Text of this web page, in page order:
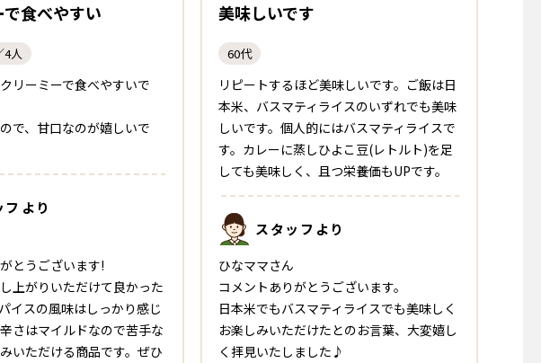
食べやすい
4人
リーミーで食べやすいで
で、甘口なのが嬉しいで
フ より
とうございます!
上がりいただけて良かった
イスの風味はしっかり感じ
さはマイルドなので苦手な
いただける商品です。ぜひ
美味しいです
60代
リピートするほど美味しいです。ご飯は日
本米、バスマティライスのいずれでも美味
しいです。個人的にはバスマティライスで
す。カレーに蒸しひよこ豆(レトルト)を足
しても美味しく、且つ栄養価もUPです。
スタッフ より
ひなママさん
コメントありがとうございます。
日本米でもバスマティライスでも美味しく
お楽しみいただけたとのお言葉、大変嬉し
く拝見いたしました♪